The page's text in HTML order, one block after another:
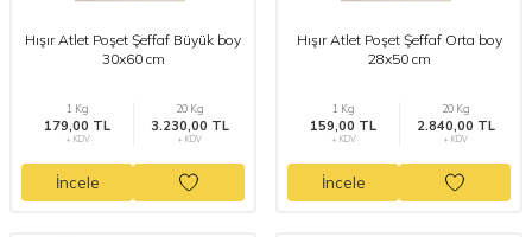
Hışır Atlet Poşet Şeffaf Büyük boy
30x60 cm
1 Kg
179,00 TL
+ KDV
20 Kg
3.230,00 TL
+ KDV
İncele
Hışır Atlet Poşet Şeffaf Orta boy
28x50 cm
1 Kg
159,00 TL
+ KDV
20 Kg
2.840,00 TL
+ KDV
İncele